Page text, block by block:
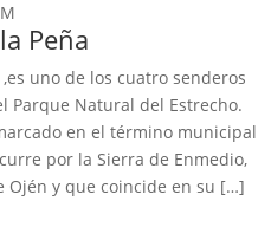
Peña
uno de los cuatro senderos
Parque Natural del Estrecho.
en el término municipal
por la Sierra de Enmedio,
Ojén y que coincide en su […]